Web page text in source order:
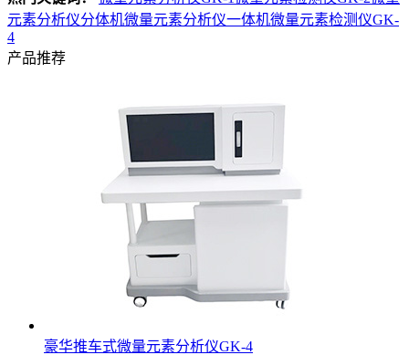
元素分析仪分体机微量元素分析仪一体机微量元素检测仪GK-
4
产品推荐
豪华推车式微量元素分析仪GK-4